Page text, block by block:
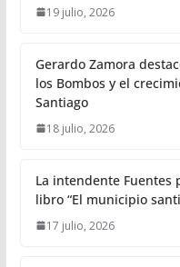
19 julio, 2026
Gerardo Zamora
los Bombos y el
Santiago
18 julio, 2026
La intendente Fuentes
libro “El municipio
17 julio, 2026